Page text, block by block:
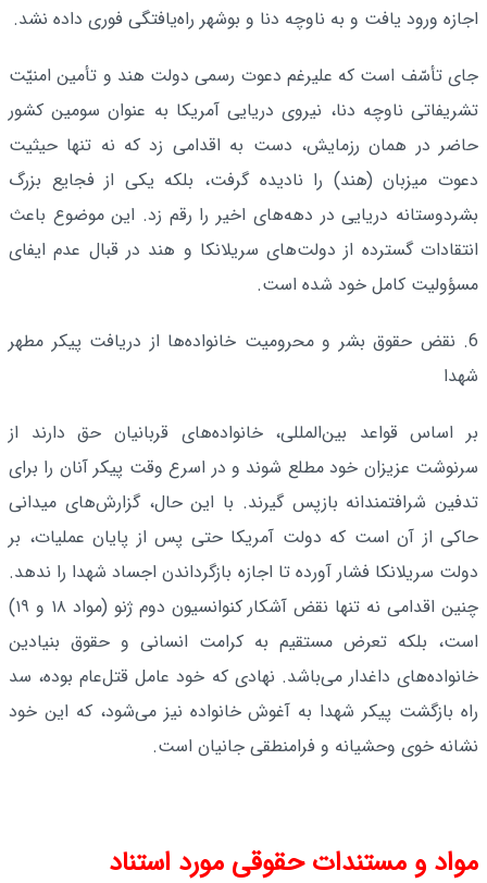
اجازه ورود یافت و به ناوچه دنا و بوشهر راه‌یافتگی فوری داده نشد.
جای تأسّف است که علیرغم دعوت رسمی دولت هند و تأمین امنیّت
تشریفاتی ناوچه دنا، نیروی دریایی آمریکا به عنوان سومین کشور
حاضر در همان رزمایش، دست به اقدامی زد که نه تنها حیثیت
دعوت میزبان (هند) را نادیده گرفت، بلکه یکی از فجایع بزرگ
بشردوستانه دریایی در دهه‌های اخیر را رقم زد. این موضوع باعث
انتقادات گسترده از دولت‌های سریلانکا و هند در قبال عدم ایفای
مسؤولیت کامل خود شده است.
6. نقض حقوق بشر و محرومیت خانواده‌ها از دریافت پیکر مطهر
شهدا
بر اساس قواعد بین‌المللی، خانواده‌های قربانیان حق دارند از
سرنوشت عزیزان خود مطلع شوند و در اسرع وقت پیکر آنان را برای
تدفین شرافتمندانه بازپس گیرند. با این حال، گزارش‌های میدانی
حاکی از آن است که دولت آمریکا حتی پس از پایان عملیات، بر
دولت سریلانکا فشار آورده تا اجازه بازگرداندن اجساد شهدا را ندهد.
چنین اقدامی نه تنها نقض آشکار کنوانسیون دوم ژنو (مواد ۱۸ و ۱۹)
است، بلکه تعرض مستقیم به کرامت انسانی و حقوق بنیادین
خانواده‌های داغدار می‌باشد. نهادی که خود عامل قتل‌عام بوده، سد
راه بازگشت پیکر شهدا به آغوش خانواده‌ نیز می‌شود، که این خود
نشانه خوی وحشیانه و فرامنطقی جانیان است.
مواد و مستندات حقوقی مورد استناد